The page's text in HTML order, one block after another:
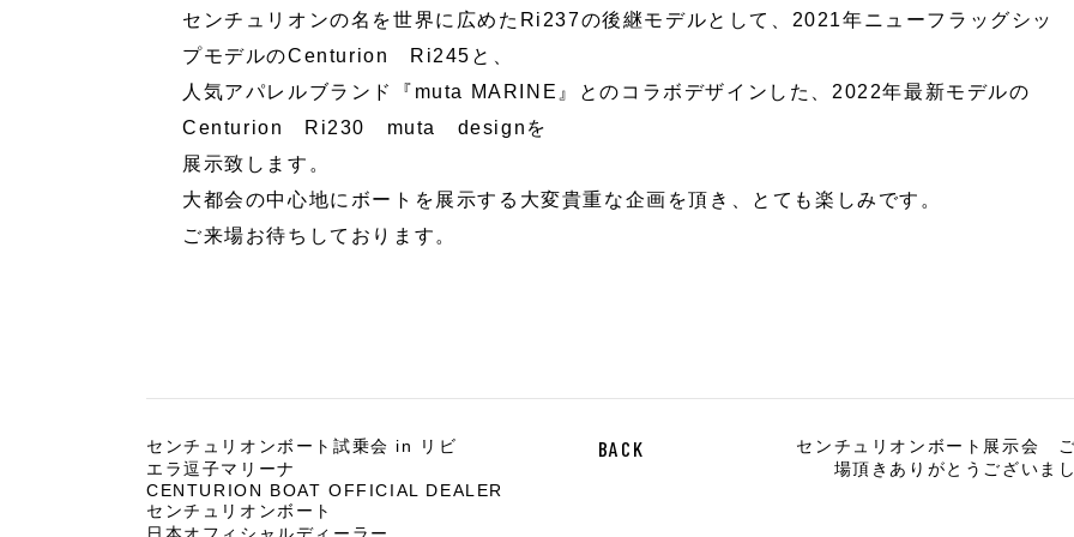
センチュリオンの名を世界に広めたRi237の後継モデルとして、2021年ニューフラッグシッ
プモデルのCenturion Ri245と、
人気アパレルブランド『muta MARINE』とのコラボデザインした、2022年最新モデルの
Centurion Ri230 muta designを
展示致します。
大都会の中心地にボートを展示する大変貴重な企画を頂き、とても楽しみです。
ご来場お待ちしております。
センチュリオンボート試乗会 in リビ
エラ逗子マリーナ
BACK
センチュリオンボート展示会
場頂きありがとうございま
CENTURION BOAT OFFICIAL DEALER
センチュリオンボート